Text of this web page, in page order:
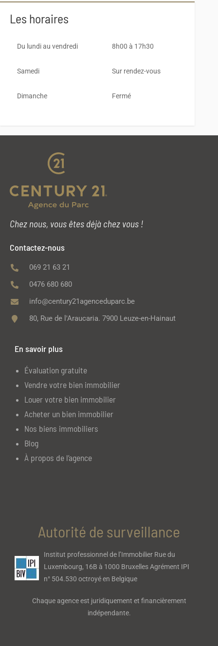
Les horaires
Du lundi au vendredi 8h00 à 17h30
Samedi Sur rendez-vous
Dimanche Fermé
Chez nous, vous êtes déjà chez vous !
Contactez-nous
069 21 63 21
0476 680 680
info@century21agenceduparc.be
80, Rue de l'Araucaria. 7900 Leuze-en-Hainaut
En savoir plus
Évaluation gratuite
Vendre votre bien immobilier
Louer votre bien immobilier
Acheter un bien immobilier
Nos biens immobiliers
Blog
À propos de l’agence
Autorité de surveillance
Institut professionnel de l’Immobilier Rue du
Luxembourg, 16B à 1000 Bruxelles Agrément IPI
n° 504.530 octroyé en Belgique
Chaque agence est juridiquement et financièrement
indépendante.